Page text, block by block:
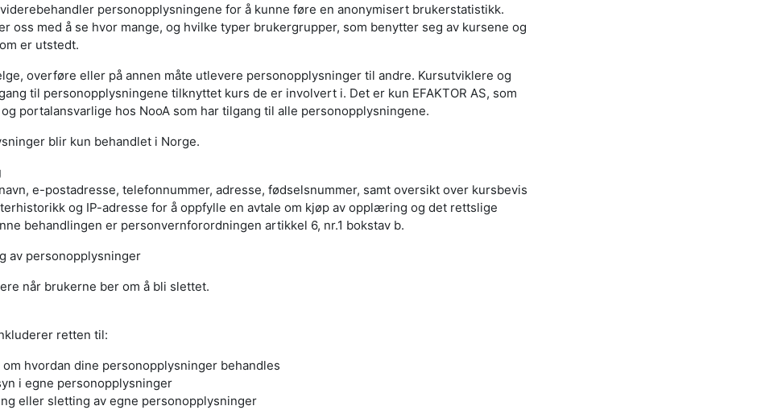
personopplysningene for å kunne føre en anonymisert brukerstatistikk.
oss med å se hvor mange, og hvilke typer brukergrupper, som benytter seg av kursene og
er utstedt.
overføre eller på annen måte utlevere personopplysninger til andre. Kursutviklere og
til personopplysningene tilknyttet kurs de er involvert i. Det er kun EFAKTOR AS, som
portalansvarlige hos NooA som har tilgang til alle personopplysningene.
blir kun behandlet i Norge.
e-postadresse, telefonnummer, adresse, fødselsnummer, samt oversikt over kursbevis
og IP-adresse for å oppfylle en avtale om kjøp av opplæring og det rettslige
behandlingen er personvernforordningen artikkel 6, nr.1 bokstav b.
av personopplysninger
når brukerne ber om å bli slettet.
retten til:
hvordan dine personopplysninger behandles
i egne personopplysninger
eller sletting av egne personopplysninger